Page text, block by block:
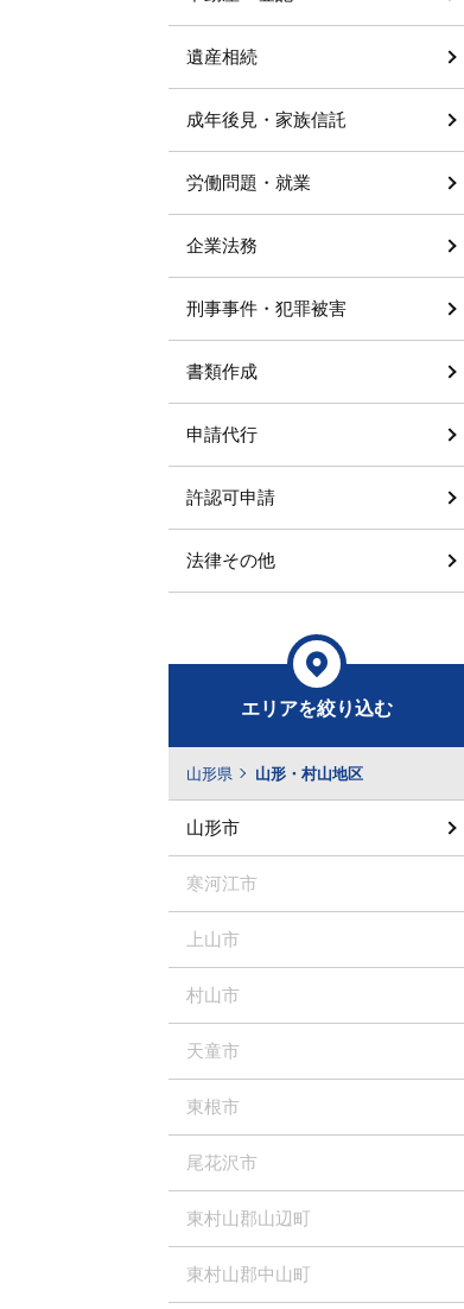
遺産相続
成年後見・家族信託
労働問題・就業
企業法務
刑事事件・犯罪被害
書類作成
申請代行
許認可申請
法律その他
エリアを絞り込む
山形県 山形・村山地区
山形市
寒河江市
上山市
村山市
天童市
東根市
尾花沢市
東村山郡山辺町
東村山郡中山町